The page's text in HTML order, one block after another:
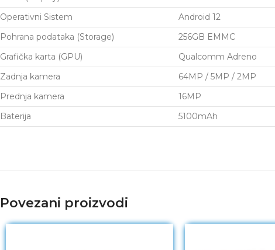
Operativni Sistem
Android 12
Pohrana podataka (Storage)
256GB EMMC
Grafička karta (GPU)
Qualcomm Adreno
Zadnja kamera
64MP / 5MP / 2MP
Prednja kamera
16MP
Baterija
5100mAh
Povezani proizvodi